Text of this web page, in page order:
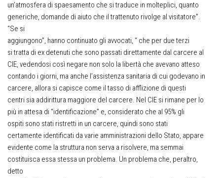
un’atmosfera di spaesamento che si traduce in molteplici, quanto
generiche, domande di aiuto che il trattenuto rivolge al visitatore”.
“Se si
aggiungono”, hanno continuato gli avvocati, “ che per due terzi
si tratta di ex detenuti che sono passati direttamente dal carcere al
CIE, vedendosi così negare non solo la libertà che avevano atteso
contando i giorni, ma anche l’assistenza sanitaria di cui godevano in
carcere, allora si capisce come il tasso di afflizione di questi
centri sia addirittura maggiore del carcere. Nel CIE si rimane per lo
più in attesa di “identificazione” e, considerato che al 95% gli
ospiti sono stati ristretti in un carcere, quindi sono stati
certamente identificati da varie amministrazioni dello Stato, appare
evidente come la struttura non serva a risolvere, ma semmai
costituisca essa stessa un problema. Un problema che, peraltro,
detto